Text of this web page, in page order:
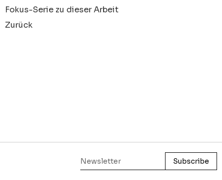
Fokus-Serie zu dieser Arbeit
Zurück